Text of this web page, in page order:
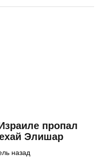
пропал
Элишар
назад